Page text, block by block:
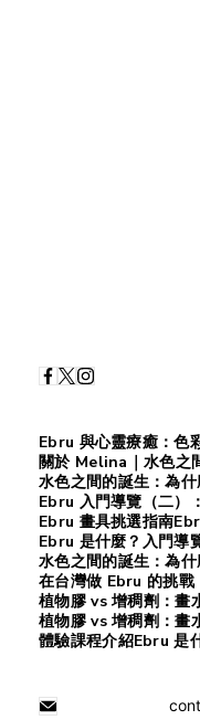
Ebru 與心靈療癒：色
關於 Melina｜水色之
水色之間的誕生：為
Ebru 入門導覽（二）
Ebru 畫具挑選指南
Ebru 是什麼？入門導
水色之間的誕生：為
在台灣做 Ebru 的挑戰
植物膠 vs 增稠劑：畫
植物膠 vs 增稠劑：畫
體驗課程介紹Ebru 是